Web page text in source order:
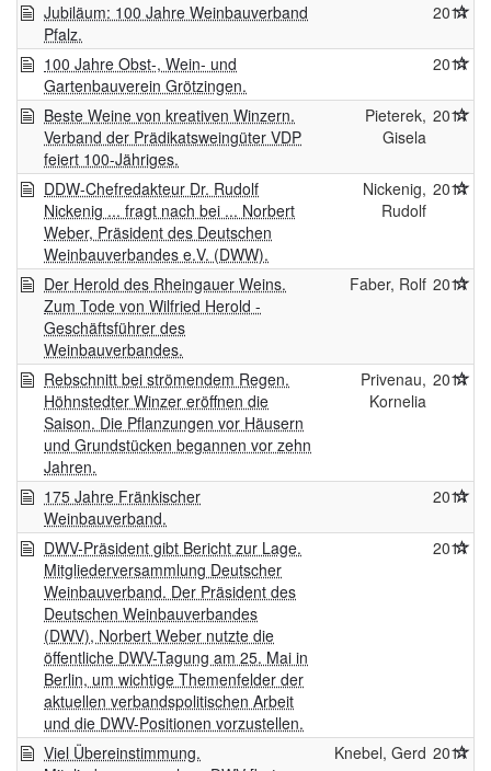
Jubiläum: 100 Jahre Weinbauverband
Pfalz.
2011
100 Jahre Obst-, Wein- und
Gartenbauverein Grötzingen.
2011
Beste Weine von kreativen Winzern.
Verband der Prädikatsweingüter VDP
feiert 100-Jähriges.
Pieterek,
Gisela
2011
DDW-Chefredakteur Dr. Rudolf
Nickenig ... fragt nach bei ... Norbert
Weber, Präsident des Deutschen
Weinbauverbandes e.V. (DWW).
Nickenig,
Rudolf
2011
Der Herold des Rheingauer Weins.
Zum Tode von Wilfried Herold -
Geschäftsführer des
Weinbauverbandes.
Faber, Rolf 2011
Rebschnitt bei strömendem Regen.
Höhnstedter Winzer eröffnen die
Saison. Die Pflanzungen vor Häusern
und Grundstücken begannen vor zehn
Jahren.
Privenau,
Kornelia
2011
175 Jahre Fränkischer
Weinbauverband.
2011
DWV-Präsident gibt Bericht zur Lage.
Mitgliederversammlung Deutscher
Weinbauverband. Der Präsident des
Deutschen Weinbauverbandes
(DWV), Norbert Weber nutzte die
öffentliche DWV-Tagung am 25. Mai in
Berlin, um wichtige Themenfelder der
aktuellen verbandspolitischen Arbeit
und die DWV-Positionen vorzustellen.
2011
Viel Übereinstimmung.
Knebel, Gerd 2011